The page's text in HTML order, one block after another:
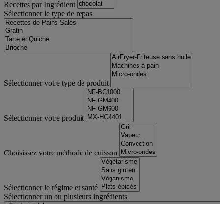
Recettes par Ingrédient
Sélectionner le type de repas
Sélectionner votre type de produit
Sélectionner votre produit
Choisissez votre méthode de cuisson
Sélectionner le régime et santé
Sélectionner un ou plusieurs ingrédients